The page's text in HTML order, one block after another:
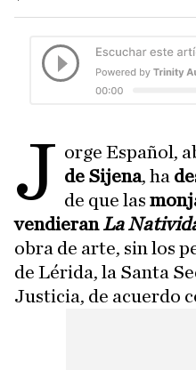
J orge Español,
de Sijena, ha
de que las
vendieranLa
obra de arte, sin los
de Lérida, la Santa
Justicia, de acuerdo